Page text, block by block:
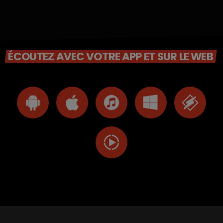
ÉCOUTEZ AVEC VOTRE APP ET SUR LE WEB